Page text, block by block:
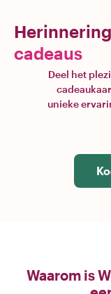
cadeaus
Deel het
unieke
Waarom is